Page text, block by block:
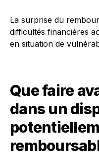
La surprise du
difficultés financières
en situation de
Que faire
dans un